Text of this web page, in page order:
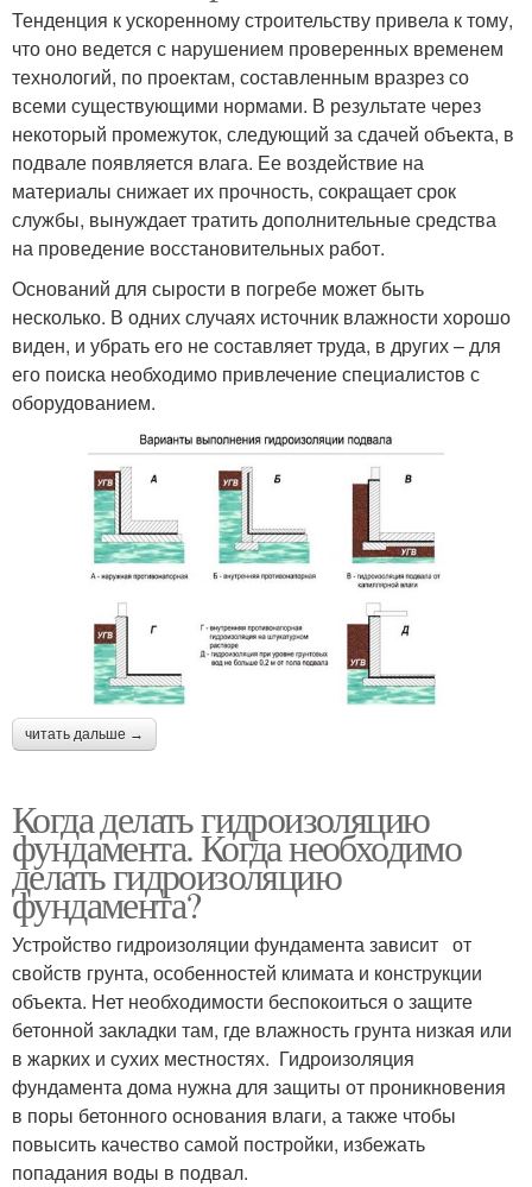
Тенденция к ускоренному строительству привела к тому,
что оно ведется с нарушением проверенных временем
технологий, по проектам, составленным вразрез со
всеми существующими нормами. В результате через
некоторый промежуток, следующий за сдачей объекта, в
подвале появляется влага. Ее воздействие на
материалы снижает их прочность, сокращает срок
службы, вынуждает тратить дополнительные средства
на проведение восстановительных работ.
Оснований для сырости в погребе может быть
несколько. В одних случаях источник влажности хорошо
виден, и убрать его не составляет труда, в других – для
его поиска необходимо привлечение специалистов с
оборудованием.
читать дальше →
Когда делать гидроизоляцию
фундамента. Когда необходимо
делать гидроизоляцию
фундамента?
Устройство гидроизоляции фундамента зависит от
свойств грунта, особенностей климата и конструкции
объекта. Нет необходимости беспокоиться о защите
бетонной закладки там, где влажность грунта низкая или
в жарких и сухих местностях. Гидроизоляция
фундамента дома нужна для защиты от проникновения
в поры бетонного основания влаги, а также чтобы
повысить качество самой постройки, избежать
попадания воды в подвал.